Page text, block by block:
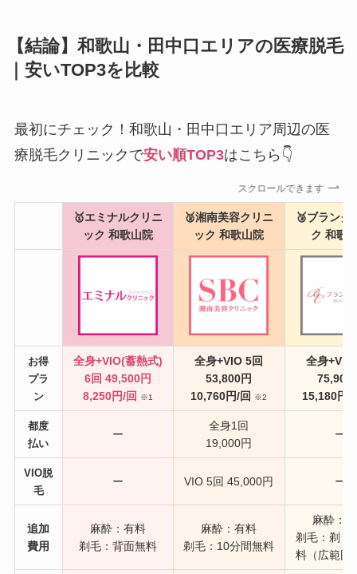
【結論】和歌山・田中口エリアの医療脱毛
｜安いTOP3を比較
最初にチェック！和歌山・田中口エリア周辺の医
療脱毛クリニックで安い順TOP3はこちら👇
スクロールできます
🥇エミナルクリニ
ック 和歌山院
🥈湘南美容クリニ
ック 和歌山院
🥉ブランク
ク 和歌
お得
プラ
ン
全身+VIO(蓄熱式)
6回 49,500円
8,250円/回
※1
全身+VIO 5回
53,800円
10,760円/回
※2
全身+VIO
75,900
15,180円/
都度
払い
ー
全身1回
19,000円
ー
VIO脱
毛
ー VIO 5回 45,000円 ー
追加
費用
麻酔：有料
剃毛：背面無料
麻酔：有料
剃毛：10分間無料
麻酔：
剃毛：剃り
料（広範囲